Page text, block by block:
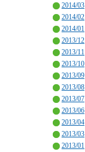
2014/03
2014/02
2014/01
2013/12
2013/11
2013/10
2013/09
2013/08
2013/07
2013/06
2013/04
2013/03
2013/01